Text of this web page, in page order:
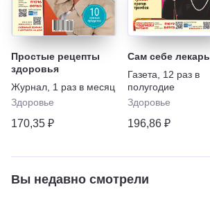
Простые рецепты
здоровья
Журнал 1 раз в месяц
Здоровье
170,35 ₽
Сам себе лекарь
Газета
12 раз в
полугодие
Здоровье
196,86 ₽
Вы недавно смотрели